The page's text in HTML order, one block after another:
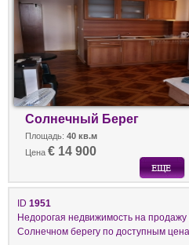
Солнечный Берег
Площадь: 40 кв.м
Цена € 14 900
ID 1951
Недорогая недвижимость на
Солнечном берегу по доступным